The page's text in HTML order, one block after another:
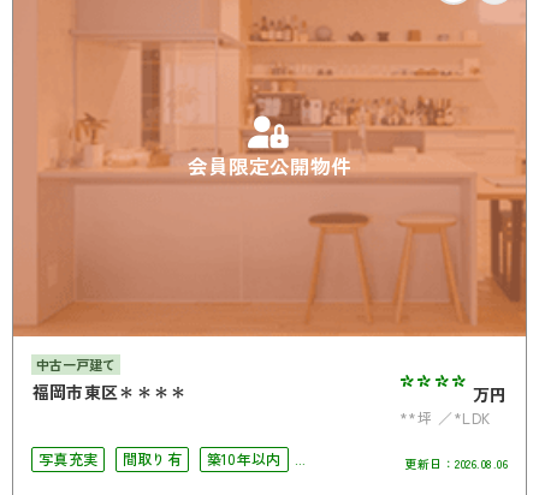
会員限定公開物件
中古一戸建て
福岡市東区＊＊＊＊ **** 万円
**坪
*LDK
写真充実
間取り有
築10年以内
更新日： 2026.08.06